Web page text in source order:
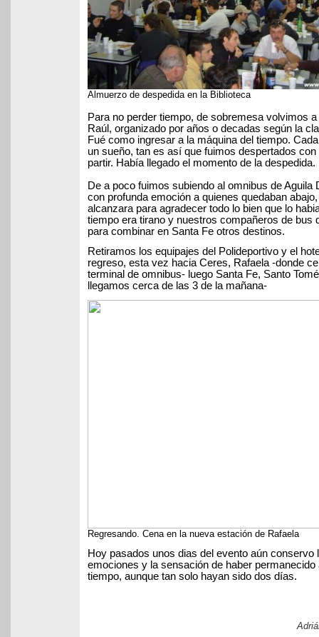
Almuerzo de despedida en la Biblioteca
Para no perder tiempo, de sobremesa volvimos
Raúl, organizado por años o decadas según la
Fué como ingresar a la máquina del tiempo.
un sueño, tan es así que fuimos despertados
partir. Había llegado el momento de la despedida.
De a poco fuimos subiendo al omnibus de Aguila
con profunda emoción a quienes quedaban
alcanzara para agradecer todo lo bien que lo
tiempo era tirano y nuestros compañeros de bus
para combinar en Santa Fe otros destinos.
Retiramos los equipajes del Polideportivo y el
regreso, esta vez hacia Ceres, Rafaela -donde
terminal de omnibus- luego Santa Fe, Santo
llegamos cerca de las 3 de la mañana-
Regresando. Cena en la nueva estación de Rafaela
Hoy pasados unos dias del evento aún conservo
emociones y la sensación de haber permanecido
tiempo, aunque tan solo hayan sido dos días.